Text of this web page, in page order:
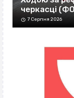
черкасці
7 Серпня 2026